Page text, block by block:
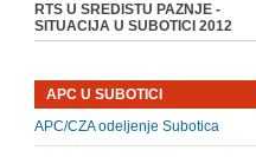
RTS U SREDISTU PAZNJE -
SITUACIJA U SUBOTICI 2012
APC U SUBOTICI
APC/CZA odeljenje Subotica